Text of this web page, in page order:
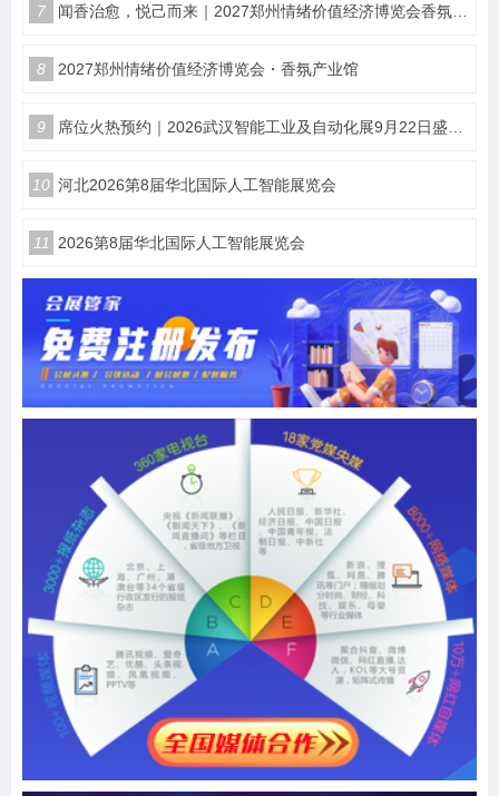
7 闻香治愈，悦己而来｜2027郑州情绪价值经济博览会香氛产业馆
8 2027郑州情绪价值经济博览会・香氛产业馆
9 席位火热预约｜2026武汉智能工业及自动化展9月22日盛大开幕
10 河北2026第8届华北国际人工智能展览会
11 2026第8届华北国际人工智能展览会